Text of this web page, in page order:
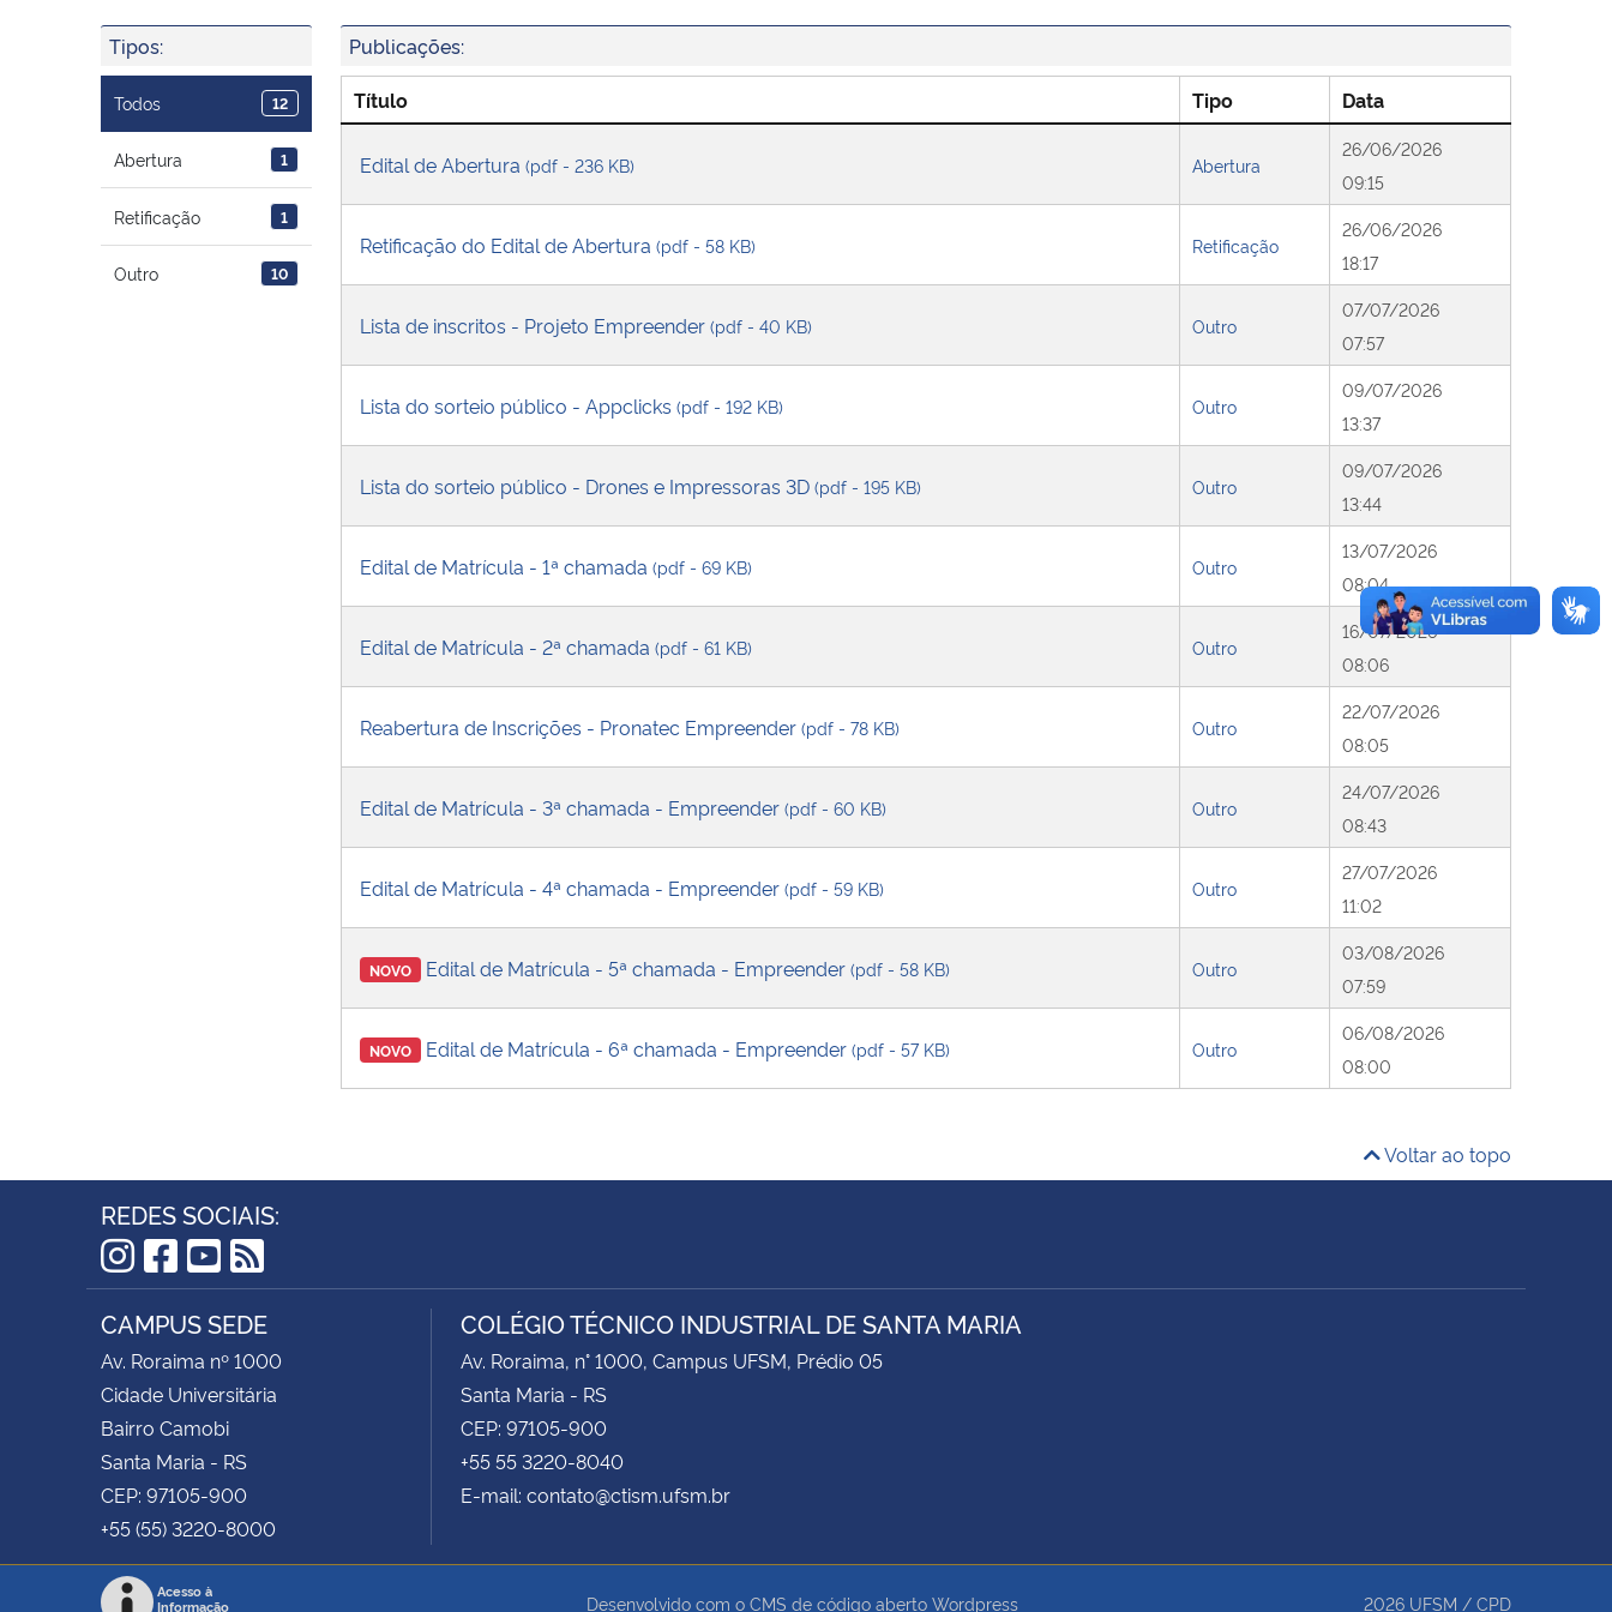
Tipos:
Todos 12
Abertura 1
Retificação 1
Outro 10
Publicações:
Título Tipo Data
Edital de Abertura (pdf - 236 KB) Abertura
26/06/2026
09:15
Retificação do Edital de Abertura (pdf - 58 KB) Retificação
26/06/2026
18:17
Lista de inscritos - Projeto Empreender (pdf - 40 KB) Outro
07/07/2026
07:57
Lista do sorteio público - Appclicks (pdf - 192 KB) Outro
09/07/2026
13:37
Lista do sorteio público - Drones e Impressoras 3D (pdf - 195 KB) Outro
09/07/2026
13:44
Edital de Matrícula - 1ª chamada (pdf - 69 KB) Outro
13/07/2026
08:04
Edital de Matrícula - 2ª chamada (pdf - 61 KB) Outro
16/07/2026
08:06
Reabertura de Inscrições - Pronatec Empreender (pdf - 78 KB) Outro
22/07/2026
08:05
Edital de Matrícula - 3ª chamada - Empreender (pdf - 60 KB) Outro
24/07/2026
08:43
Edital de Matrícula - 4ª chamada - Empreender (pdf - 59 KB) Outro
27/07/2026
11:02
NOVO Edital de Matrícula - 5ª chamada - Empreender (pdf - 58 KB) Outro
03/08/2026
07:59
NOVO Edital de Matrícula - 6ª chamada - Empreender (pdf - 57 KB) Outro
06/08/2026
08:00
Voltar ao topo
REDES SOCIAIS:
Instagram
Facebook
YouTube
RSS
CAMPUS SEDE
Av. Roraima nº 1000
Cidade Universitária
Bairro Camobi
Santa Maria - RS
CEP: 97105-900
+55 (55) 3220-8000
COLÉGIO TÉCNICO INDUSTRIAL DE SANTA MARIA
Av. Roraima, n° 1000, Campus UFSM, Prédio 05
Santa Maria - RS
CEP: 97105-900
+55 55 3220-8040
E-mail: contato@ctism.ufsm.br
Acesso à
Informação
Desenvolvido com o CMS de código aberto Wordpress 2026 UFSM / CPD